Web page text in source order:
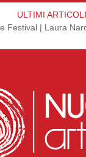
ULTIMI ARTICOLI
Festival | Laura